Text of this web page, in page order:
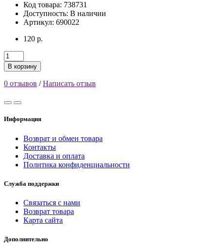
Код товара: 738731
Доступность: В наличии
Артикул: 690022
120 р.
В корзину
0 отзывов /Написать отзыв
Информация
Возврат и обмен товара
Контакты
Доставка и оплата
Политика конфиденциальности
Служба поддержки
Связаться с нами
Возврат товара
Карта сайта
Дополнительно